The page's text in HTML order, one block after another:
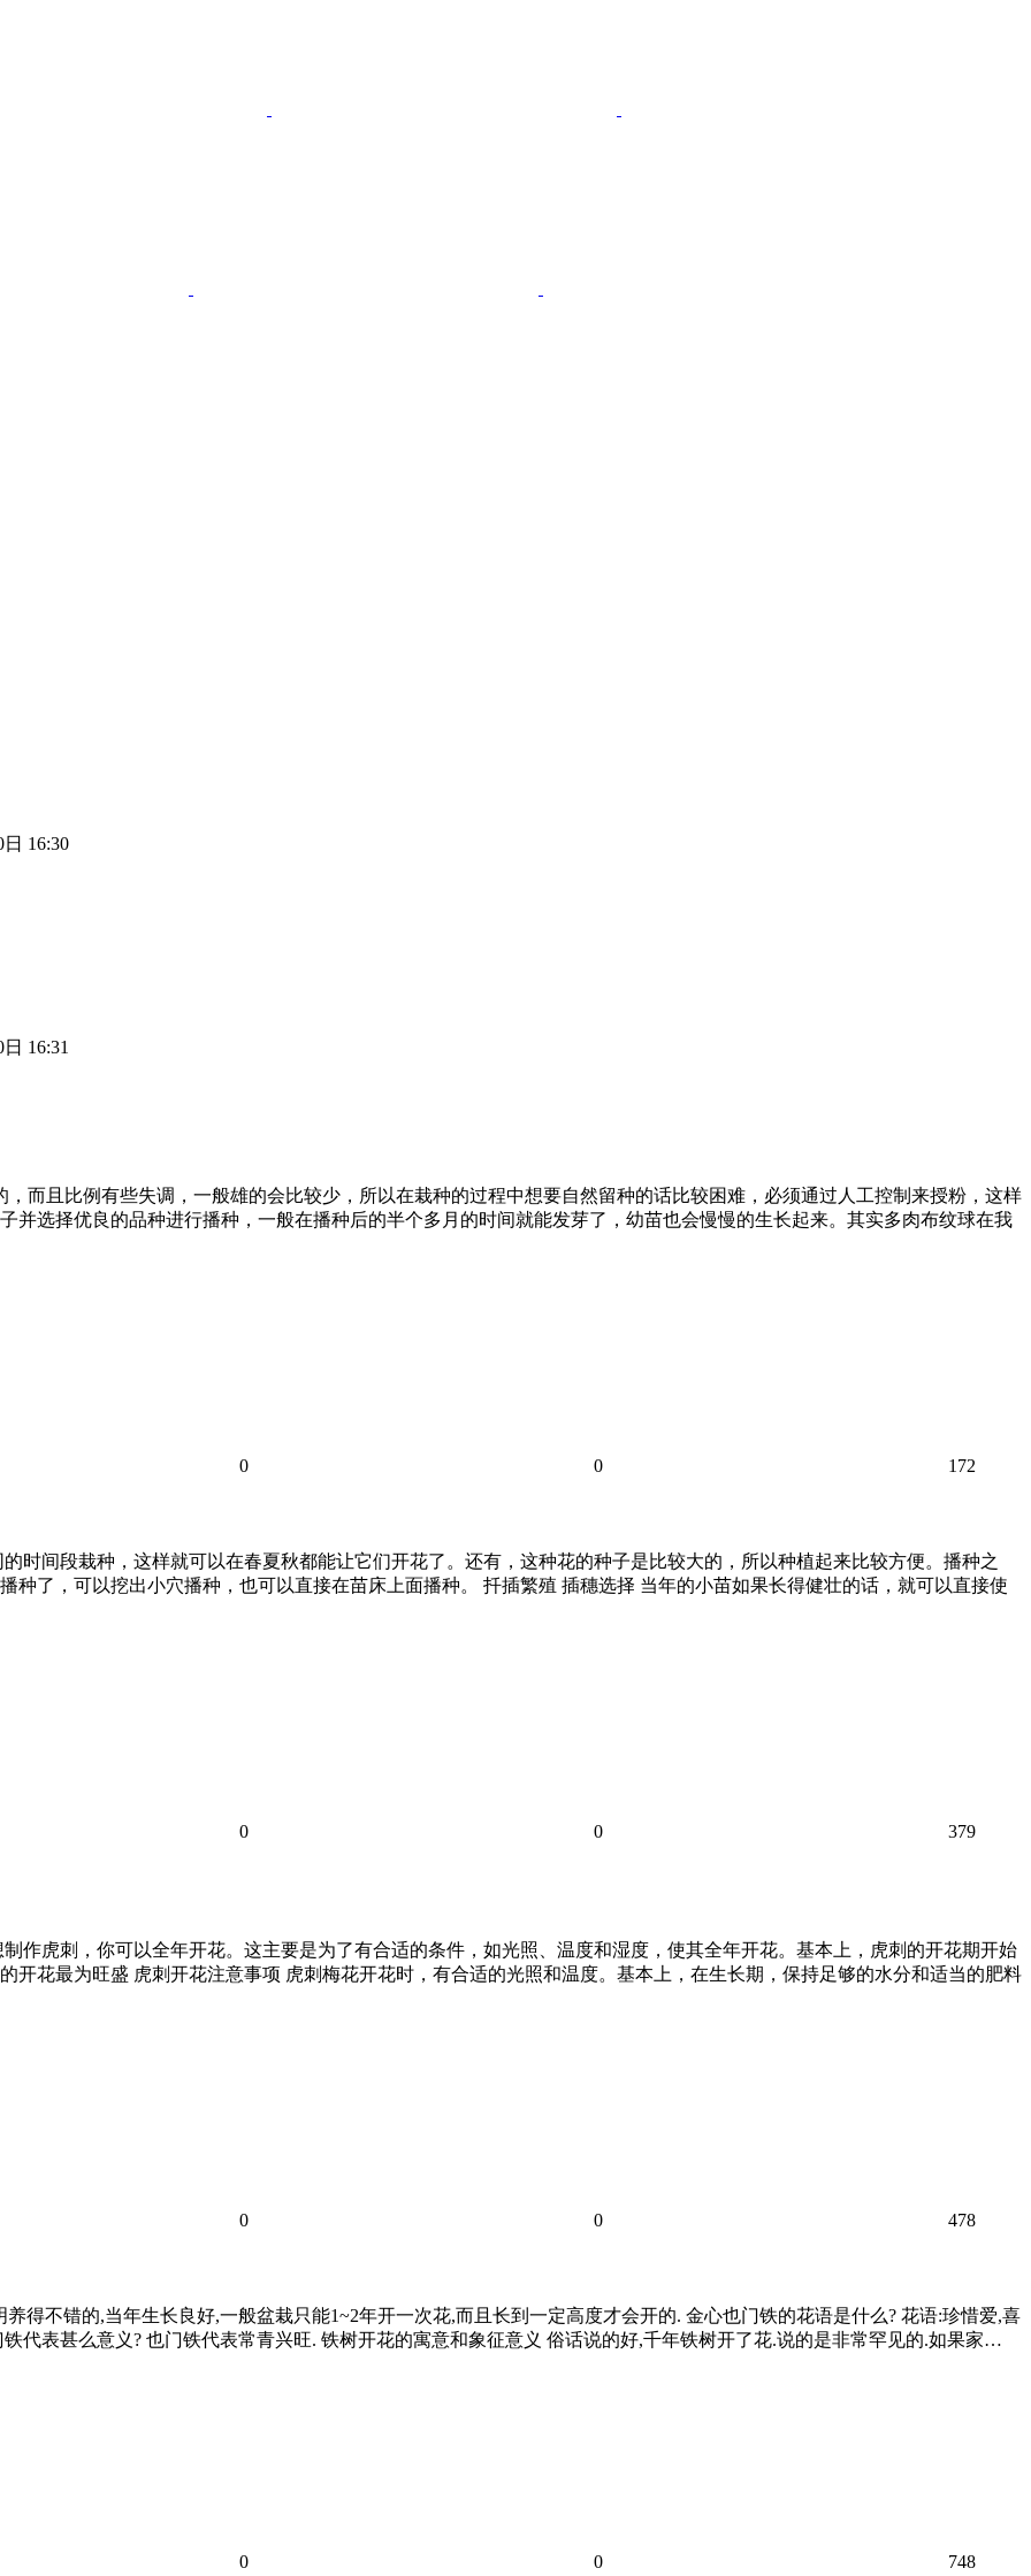
16:30
16:31
而且比例有些失调，一般雄的会比较少，所以在栽种的过程中想要自然留种的话比较困难，必须通过人工控制来授粉，这样
并选择优良的品种进行播种，一般在播种后的半个多月的时间就能发芽了，幼苗也会慢慢的生长起来。其实多肉布纹球在我
0 0 172
时间段栽种，这样就可以在春夏秋都能让它们开花了。还有，这种花的种子是比较大的，所以种植起来比较方便。播种之
种了，可以挖出小穴播种，也可以直接在苗床上面播种。 扦插繁殖 插穗选择 当年的小苗如果长得健壮的话，就可以直接使
0 0 379
作虎刺，你可以全年开花。这主要是为了有合适的条件，如光照、温度和湿度，使其全年开花。基本上，虎刺的开花期开始
开花最为旺盛 虎刺开花注意事项 虎刺梅花开花时，有合适的光照和温度。基本上，在生长期，保持足够的水分和适当的肥料
0 0 478
得不错的,当年生长良好,一般盆栽只能1~2年开一次花,而且长到一定高度才会开的. 金心也门铁的花语是什么? 花语:珍惜爱,喜
代表甚么意义? 也门铁代表常青兴旺. 铁树开花的寓意和象征意义 俗话说的好,千年铁树开了花.说的是非常罕见的.如果家…
0 0 748